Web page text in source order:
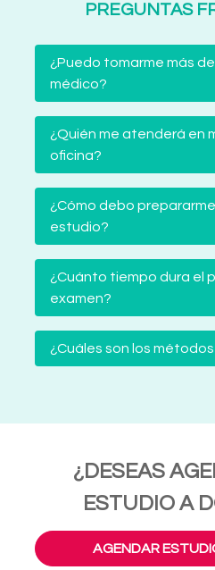
PREGUNTAS
¿Puedo tomarme más
médico?
¿Quién me atenderá en
oficina?
¿Cómo debo
estudio?
¿Cuánto tiempo dura el
examen?
¿Cuáles son los
¿DESEAS
ESTUDIO A
AGENDAR